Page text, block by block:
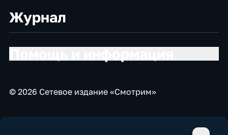
Журнал
© 2026 Сетевое издание «Смотрим»